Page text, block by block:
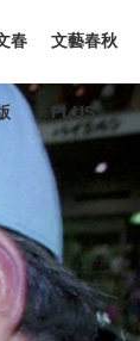
春 文藝春秋
PLUS